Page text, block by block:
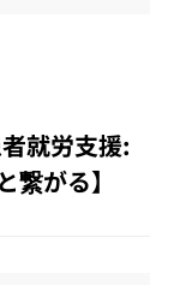
就労支援:
がる】